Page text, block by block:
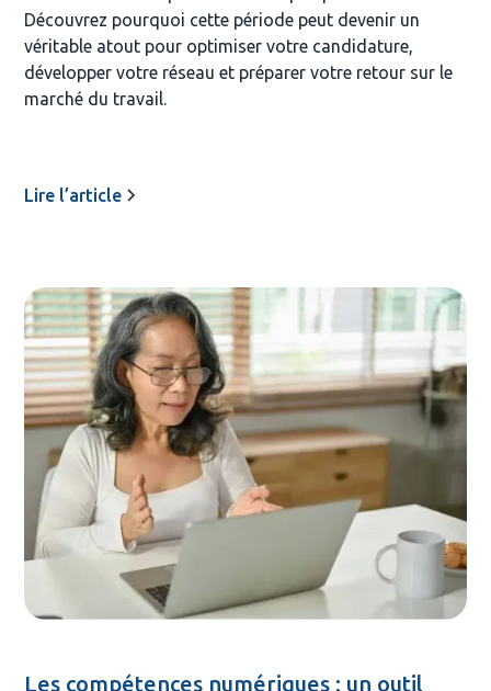
Découvrez pourquoi cette période peut devenir un
véritable atout pour optimiser votre candidature,
développer votre réseau et préparer votre retour sur le
marché du travail.
Lire l’article
Les compétences numériques : un outil